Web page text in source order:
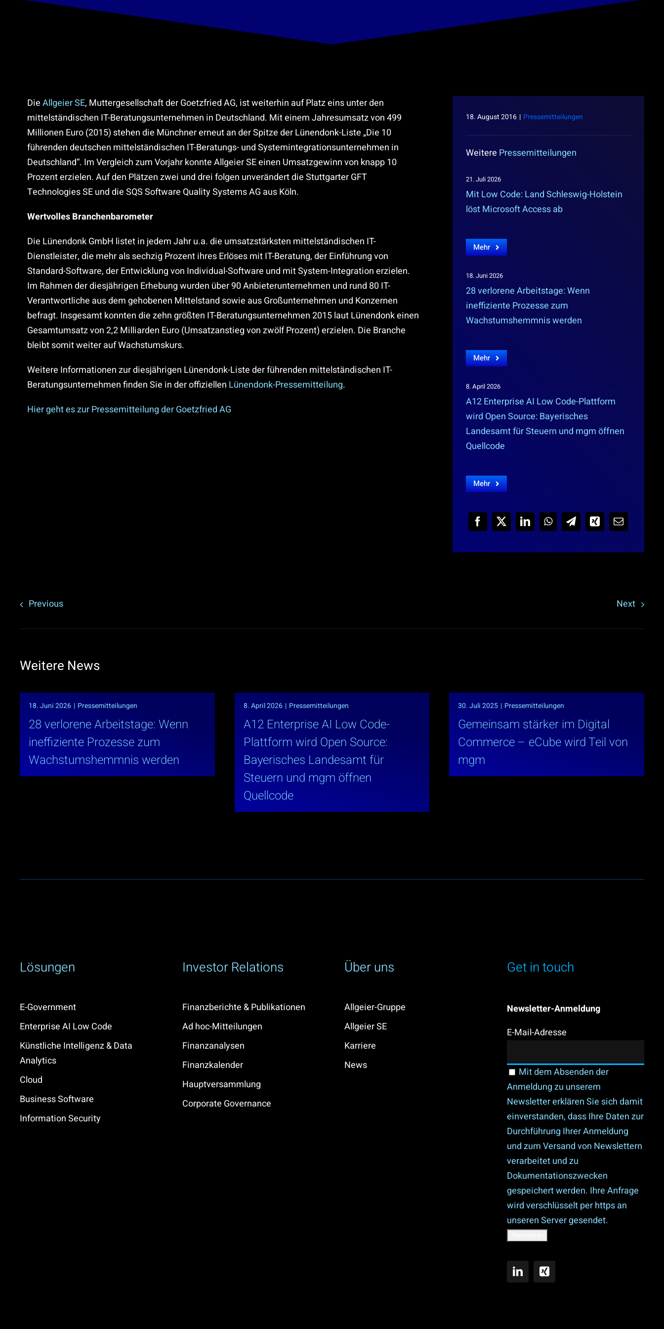
DieAllgeier SE, Muttergesellschaft der Goetzfried AG, ist weiterhin auf Platz eins unter den
mittelständischen IT-Beratungsunternehmen in Deutschland. Mit einem Jahresumsatz von 499
Millionen Euro (2015) stehen die Münchner erneut an der Spitze der Lünendonk-Liste „Die 10
führenden deutschen mittelständischen IT-Beratungs- und Systemintegrationsunternehmen in
Deutschland“. Im Vergleich zum Vorjahr konnte Allgeier SE einen Umsatzgewinn von knapp 10
Prozent erzielen. Auf den Plätzen zwei und drei folgen unverändert die Stuttgarter GFT
Technologies SE und die SQS Software Quality Systems AG aus Köln.
Wertvolles Branchenbarometer
Die Lünendonk GmbH listet in jedem Jahr u.a. die umsatzstärksten mittelständischen IT-
Dienstleister, die mehr als sechzig Prozent ihres Erlöses mit IT-Beratung, der Einführung von
Standard-Software, der Entwicklung von Individual-Software und mit System-Integration erzielen.
Im Rahmen der diesjährigen Erhebung wurden über 90 Anbieterunternehmen und rund 80 IT-
Verantwortliche aus dem gehobenen Mittelstand sowie aus Großunternehmen und Konzernen
befragt. Insgesamt konnten die zehn größten IT-Beratungsunternehmen 2015 laut Lünendonk einen
Gesamtumsatz von 2,2 Milliarden Euro (Umsatzanstieg von zwölf Prozent) erzielen. Die Branche
bleibt somit weiter auf Wachstumskurs.
Weitere Informationen zur diesjährigen Lünendonk-Liste der führenden mittelständischen IT-
Beratungsunternehmen finden Sie in der offiziellen Lünendonk-Pressemitteilung.
Hier geht es zur Pressemitteilung der Goetzfried AG
18. August 2016 | Pressemitteilungen
Weitere Pressemitteilungen
21. Juli 2026
Mit Low Code: Land Schleswig-Holstein
löst Microsoft Access ab
Mehr
18. Juni 2026
28 verlorene Arbeitstage: Wenn
ineffiziente Prozesse zum
Wachstumshemmnis werden
Mehr
8. April 2026
A12 Enterprise AI Low Code-Plattform
wird Open Source: Bayerisches
Landesamt für Steuern und mgm öffnen
Quellcode
Mehr
Previous Next
Weitere News
18. Juni 2026 | Pressemitteilungen
28 verlorene Arbeitstage: Wenn
ineffiziente Prozesse zum
Wachstumshemmnis werden
8. April 2026 | Pressemitteilungen
A12 Enterprise AI Low Code-
Plattform wird Open Source:
Bayerisches Landesamt für
Steuern und mgm öffnen
Quellcode
30. Juli 2025 | Pressemitteilungen
Gemeinsam stärker im Digital
Commerce – eCube wird Teil von
mgm
Lösungen
E-Government
Enterprise AI Low Code
Künstliche Intelligenz & Data
Analytics
Cloud
Business Software
Information Security
Investor Relations
Finanzberichte & Publikationen
Ad hoc-Mitteilungen
Finanzanalysen
Finanzkalender
Hauptversammlung
Corporate Governance
Über uns
Allgeier-Gruppe
Allgeier SE
Karriere
News
Get in touch
Newsletter-Anmeldung
E-Mail-Adresse
Mit dem Absenden der
Anmeldung zu unserem
Newsletter erklären Sie sich damit
einverstanden, dass Ihre Daten zur
Durchführung Ihrer Anmeldung
und zum Versand von Newslettern
verarbeitet und zu
Dokumentationszwecken
gespeichert werden. Ihre Anfrage
wird verschlüsselt per https an
unseren Server gesendet.